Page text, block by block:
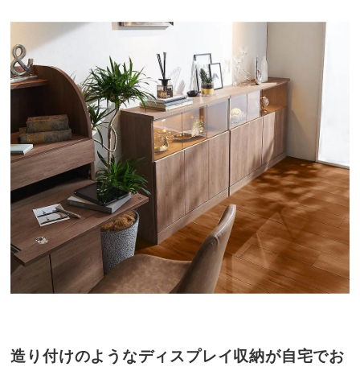
造り付けのようなディスプレイ収納が自宅でお